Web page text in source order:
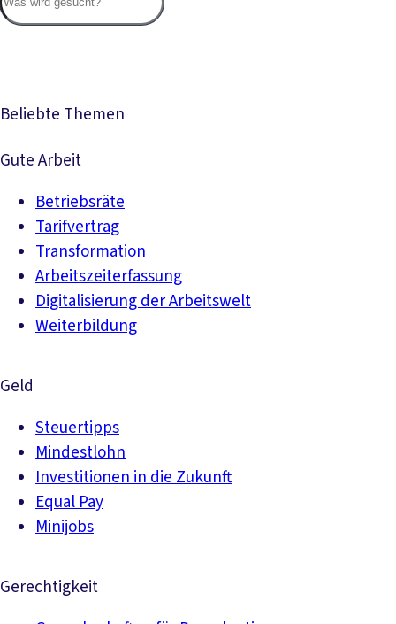
Beliebte Themen
Gute Arbeit
Betriebsräte
Tarifvertrag
Transformation
Arbeitszeiterfassung
Digitalisierung der Arbeitswelt
Weiterbildung
Geld
Steuertipps
Mindestlohn
Investitionen in die Zukunft
Equal Pay
Minijobs
Gerechtigkeit